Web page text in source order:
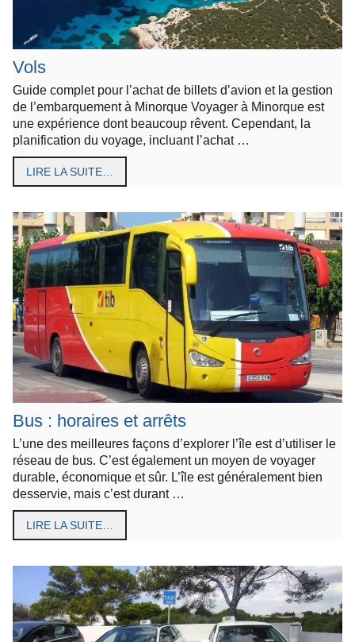
Vols
Guide complet pour l’achat de billets d’avion et la gestion
de l’embarquement à Minorque Voyager à Minorque est
une expérience dont beaucoup rêvent. Cependant, la
planification du voyage, incluant l’achat …
LIRE LA SUITE…
Bus : horaires et arrêts
L’une des meilleures façons d’explorer l’île est d’utiliser le
réseau de bus. C’est également un moyen de voyager
durable, économique et sûr. L’île est généralement bien
desservie, mais c’est durant …
LIRE LA SUITE…